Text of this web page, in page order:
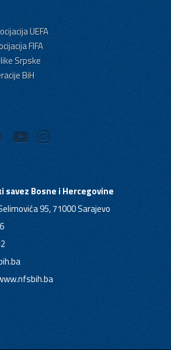
UEFA
FIFA
Srpske
BiH
Bosne i Hercegovine
95, 71000 Sarajevo